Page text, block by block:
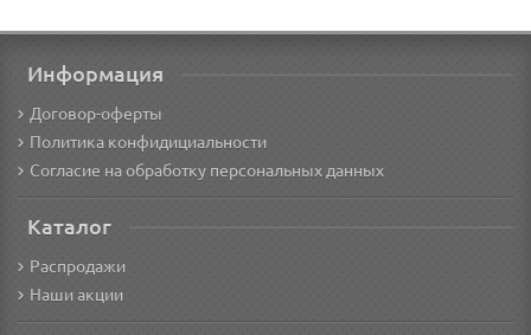
Информация
Договор-оферты
Политика конфидициальности
Согласие на обработку персональных данных
Каталог
Распродажи
Наши акции